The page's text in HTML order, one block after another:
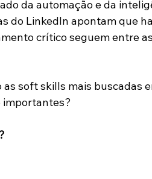
da automação e da
do LinkedIn apontam que
crítico seguem entre
as soft skills mais buscadas
importantes?